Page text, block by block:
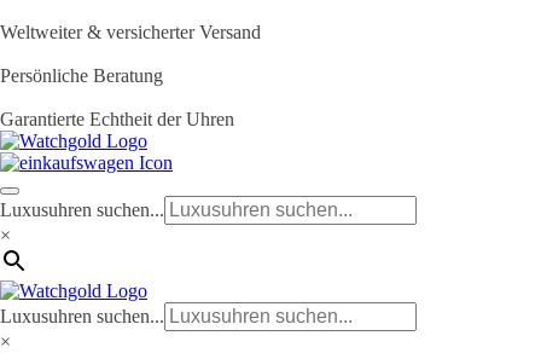
Weltweiter & versicherter Versand
Persönliche Beratung
Garantierte Echtheit der Uhren
Luxusuhren suchen...
×
Luxusuhren suchen...
×